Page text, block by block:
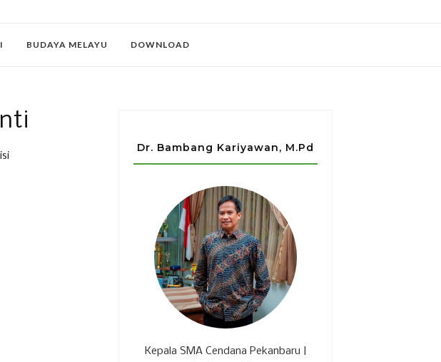
BUDAYA MELAYU DOWNLOAD
Dr. Bambang Kariyawan, M.Pd
Kepala SMA Cendana Pekanbaru |